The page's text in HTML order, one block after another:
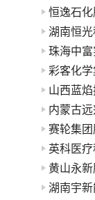
恒逸石
湖南恒
珠海中
彩客化
山西蓝
内蒙古
赛轮集
英科医
黄山永
湖南宇